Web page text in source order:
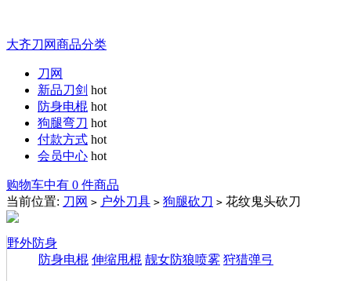
大齐刀网商品分类
刀网
新品刀剑 hot
防身电棍 hot
狗腿弯刀 hot
付款方式 hot
会员中心 hot
购物车中有 0 件商品
当前位置: 刀网 > 户外刀具 > 狗腿砍刀 > 花纹鬼头砍刀
野外防身
防身电棍 伸缩甩棍 靓女防狼喷雾 狩猎弹弓